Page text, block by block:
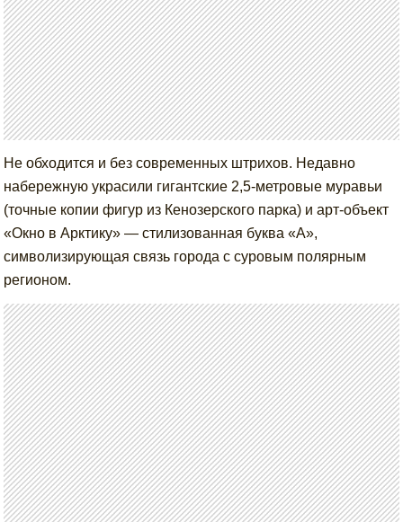
Не обходится и без современных штрихов. Недавно
набережную украсили гигантские 2,5-метровые муравьи
(точные копии фигур из Кенозерского парка) и арт-объект
«Окно в Арктику» — стилизованная буква «А»,
символизирующая связь города с суровым полярным
регионом.